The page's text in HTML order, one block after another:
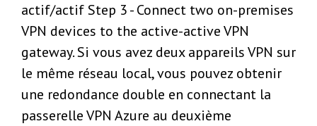
actif/actif Step 3 - Connect two on-premises
VPN devices to the active-active VPN
gateway. Si vous avez deux appareils VPN sur
le même réseau local, vous pouvez obtenir
une redondance double en connectant la
passerelle VPN Azure au deuxième